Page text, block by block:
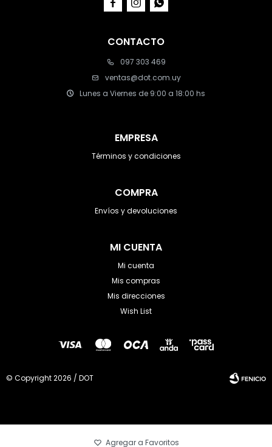
CONTACTO
097 303 469
ventas@dot.com.uy
Lunes a Viernes de 9:00 a 18:00 hs
EMPRESA
Términos y condiciones
COMPRA
Envíos y devoluciones
MI CUENTA
Mi cuenta
Mis compras
Mis direcciones
Wish List
  
© Copyright 2026 / DOT